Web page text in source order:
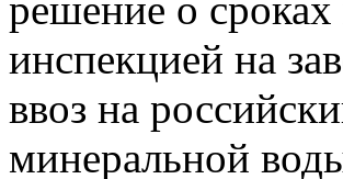
инспекцией на
ввоз на
минеральной